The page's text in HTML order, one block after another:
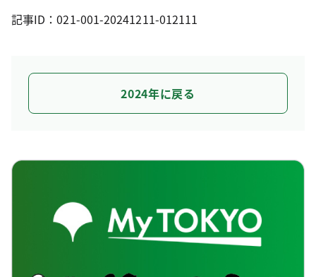
記事ID：021-001-20241211-012111
2024年に戻る